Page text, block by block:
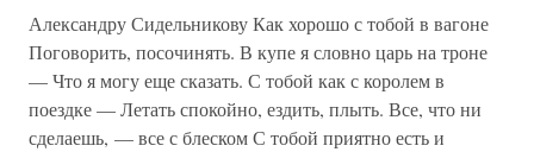
Александру Сидельникову Как хорошо с тобой в вагоне
Поговорить, посочинять. В купе я словно царь на троне
— Что я могу еще сказать. С тобой как с королем в
поездке — Летать спокойно, ездить, плыть. Все, что ни
сделаешь, — все с блеском С тобой приятно есть и